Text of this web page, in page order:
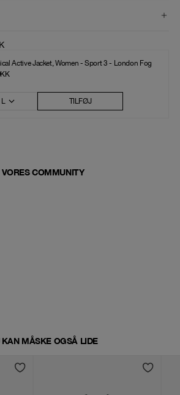
Active Jacket, Women - Sport 3 - London Fog
L TILFØJ
VORES COMMUNITY
KAN MÅSKE OGSÅ LIDE